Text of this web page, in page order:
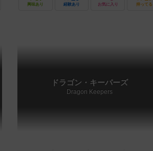
興味あり 経験あり お気に入り 持ってる
ドラゴン・キーパーズ
Dragon Keepers